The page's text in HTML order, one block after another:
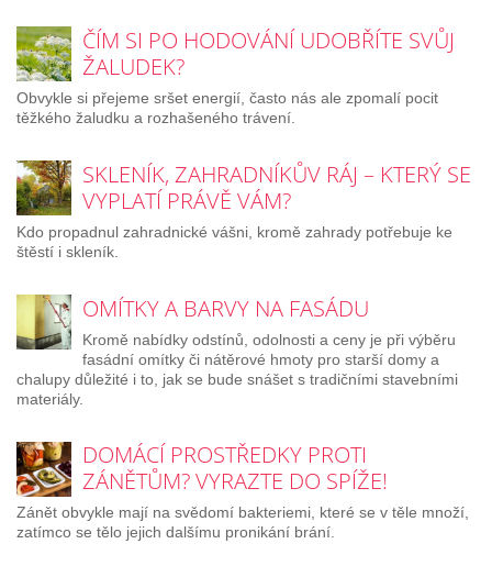
ČÍM SI PO HODOVÁNÍ UDOBŘÍTE SVŮJ
ŽALUDEK?
Obvykle si přejeme sršet energií, často nás ale zpomalí pocit
těžkého žaludku a rozhašeného trávení.
SKLENÍK, ZAHRADNÍKŮV RÁJ – KTERÝ SE
VYPLATÍ PRÁVĚ VÁM?
Kdo propadnul zahradnické vášni, kromě zahrady potřebuje ke
štěstí i skleník.
OMÍTKY A BARVY NA FASÁDU
Kromě nabídky odstínů, odolnosti a ceny je při výběru
fasádní omítky či nátěrové hmoty pro starší domy a
chalupy důležité i to, jak se bude snášet s tradičními stavebními
materiály.
DOMÁCÍ PROSTŘEDKY PROTI
ZÁNĚTŮM? VYRAZTE DO SPÍŽE!
Zánět obvykle mají na svědomí bakteriemi, které se v těle množí,
zatímco se tělo jejich dalšímu pronikání brání.